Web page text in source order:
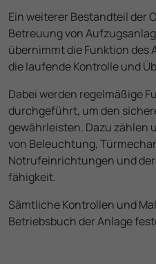
Ein weiterer Bestandteil der
Betreuung von
übernimmt die Funktion des
die laufende Kontrolle und
Dabei werden regelmäßige
durchgeführt, um den
gewährleisten. Dazu zählen
von Beleuchtung,
Notrufeinrichtungen und
fähigkeit.
Sämtliche Kontrollen und
Betriebsbuch der Anlage